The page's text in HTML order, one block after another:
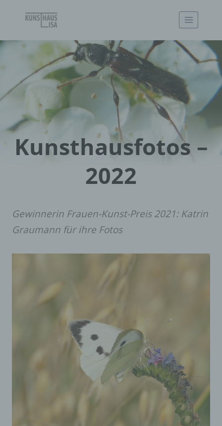
springen
Kunsthausfotos –
2022
Gewinnerin Frauen-Kunst-Preis 2021: Katrin
Graumann für ihre Fotos